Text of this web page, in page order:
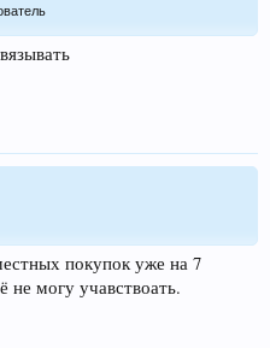
покупок уже на 7
не могу учавствоать.